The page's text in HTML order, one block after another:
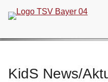
überspringen
KidS News/